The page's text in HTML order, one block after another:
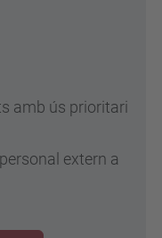
amb ús prioritari
extern a